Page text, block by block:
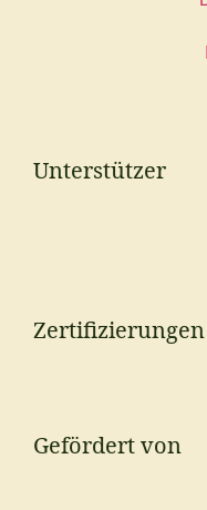
Unterstützer
Zertifizierungen
Gefördert von